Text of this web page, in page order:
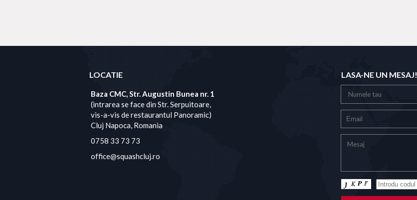
LOCATIE
Baza CMC, Str. Augustin Bunea nr. 1
(intrarea se face din Str. Serpuitoare,
vis-a-vis de restaurantul Panoramic)
Cluj Napoca, Romania
0758 33 73 73
office@squashcluj.ro
LASA-NE UN MESAJ!